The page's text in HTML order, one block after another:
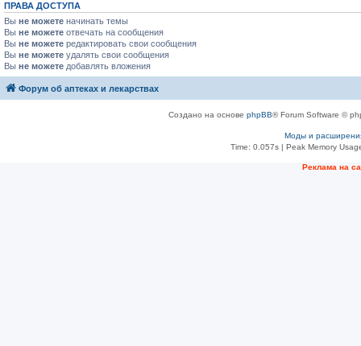
ПРАВА ДОСТУПА
Вы не можете начинать темы
Вы не можете отвечать на сообщения
Вы не можете редактировать свои сообщения
Вы не можете удалять свои сообщения
Вы не можете добавлять вложения
Форум об аптеках и лекарствах
Создано на основе phpBB® Forum Software ©
Моды и
Time: 0.057s| Peak Memory
Рeклама на